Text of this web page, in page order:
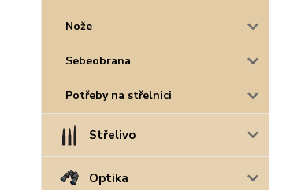
Nože
Sebeobrana
Potřeby na střelnici
Střelivo
Optika